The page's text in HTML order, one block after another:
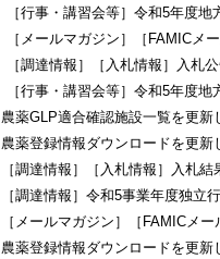
［行事・講習会等］令和5年度
［メールマガジン］［FAMICメ
［調達情報］［入札情報］入札
［行事・講習会等］令和5年度
農薬GLP適合確認施設一覧を更新
農薬登録情報ダウンロードを更新
［調達情報］［入札情報］入札結
［調達情報］令和5事業年度独立
［メールマガジン］［FAMICメ
農薬登録情報ダウンロードを更新